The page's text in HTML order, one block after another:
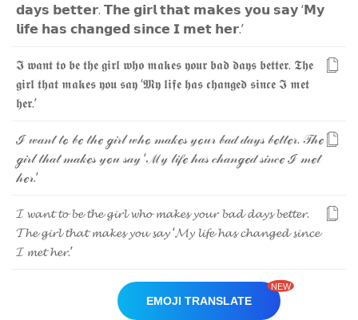
𝗱𝗮𝘆𝘀 𝗯𝗲𝘁𝘁𝗲𝗿. 𝗧𝗵𝗲 𝗴𝗶𝗿𝗹𝘁𝗵𝗮𝘁 𝗺𝗮𝗸𝗲𝘀 𝘆𝗼𝘂 𝘀𝗮𝘆‘𝗠𝘆
𝗹𝗶𝗳𝗲 𝗵𝗮𝘀 𝗰𝗵𝗮𝗻𝗴𝗲𝗱 𝘀𝗶𝗻𝗰𝗲 𝗜 𝗺𝗲𝘁 𝗵𝗲𝗿.’
𝕴𝖜𝖆𝖓𝖙𝖙𝖔 𝖇𝖊𝖙𝖍𝖊𝖌𝖎𝖗𝖑𝖜𝖍𝖔𝖒𝖆𝖐𝖊𝖘𝖞𝖔𝖚𝖗 𝖇𝖆𝖉 𝖉𝖆𝖞𝖘 𝖇𝖊𝖙𝖙𝖊𝖗. 𝕿𝖍𝖊
𝖌𝖎𝖗𝖑𝖙𝖍𝖆𝖙𝖒𝖆𝖐𝖊𝖘𝖞𝖔𝖚 𝖘𝖆𝖞‘𝕸𝖞 𝖑𝖎𝖋𝖊 𝖍𝖆𝖘 𝖈𝖍𝖆𝖓𝖌𝖊𝖉 𝖘𝖎𝖓𝖈𝖊𝕴𝖒𝖊𝖙
𝖍𝖊𝖗.’
ℐ𝓌𝒶𝓃𝓉𝓉ℴ𝒷ℯ𝓉𝒽ℯ ℊ𝒾𝓇𝓁𝓌𝒽ℴ𝓂𝒶𝓀ℯ𝓈𝓎ℴ𝓊𝓇𝒷𝒶𝒹𝒹𝒶𝓎𝓈𝒷ℯ𝓉𝓉ℯ𝓇. 𝒯𝒽ℯ
ℊ𝒾𝓇𝓁𝓉𝒽𝒶𝓉𝓂𝒶𝓀ℯ𝓈𝓎ℴ𝓊𝓈𝒶𝓎‘ℳ𝓎𝓁𝒾𝒻ℯ𝒽𝒶𝓈𝒸𝒽𝒶𝓃ℊℯ𝒹𝓈𝒾𝓃𝒸ℯℐ𝓂ℯ𝓉
𝒽ℯ𝓇.’
𝓘 𝔀𝓪𝓷𝓽 𝓽𝓸 𝓫𝓮 𝓽𝓱𝓮 𝓰𝓲𝓻𝓵 𝔀𝓱𝓸 𝓶𝓪𝓴𝓮𝓼 𝔂𝓸𝓾𝓻 𝓫𝓪𝓭 𝓭𝓪𝔂𝓼 𝓫𝓮𝓽𝓽𝓮𝓻.
𝓣𝓱𝓮 𝓰𝓲𝓻𝓵 𝓽𝓱𝓪𝓽 𝓶𝓪𝓴𝓮𝓼 𝔂𝓸𝓾 𝓼𝓪𝔂‘𝓜𝔂 𝓵𝓲𝓯𝓮 𝓱𝓪𝓼 𝓬𝓱𝓪𝓷𝓰𝓮𝓭 𝓼𝓲𝓷𝓬𝓮
𝓘 𝓶𝓮𝓽 𝓱𝓮𝓻.’
EMOJI TRANSLATE
NEW